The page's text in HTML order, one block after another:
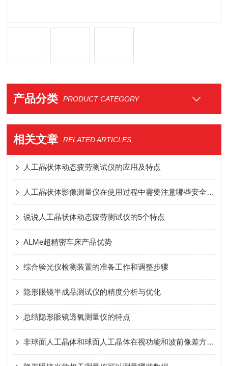
产品分类 PRODUCT CATEGORY
相关文章 RELATED ARTICLES
人工晶状体动态疲劳测试仪的应用及特点
人工晶状体影像测量仪在使用过程中需要注意哪些安全事项?
说说人工晶状体动态疲劳测试仪的5个特点
ALMe超精密车床产品优势
综合验光仪检测装置的准备工作和调整步骤
隐形眼镜半成品测试仪的精度分析与优化
总结隐形眼镜透氧测量仪的特点
非球面人工晶体和球面人工晶体在视功能和波前像差方面的比较